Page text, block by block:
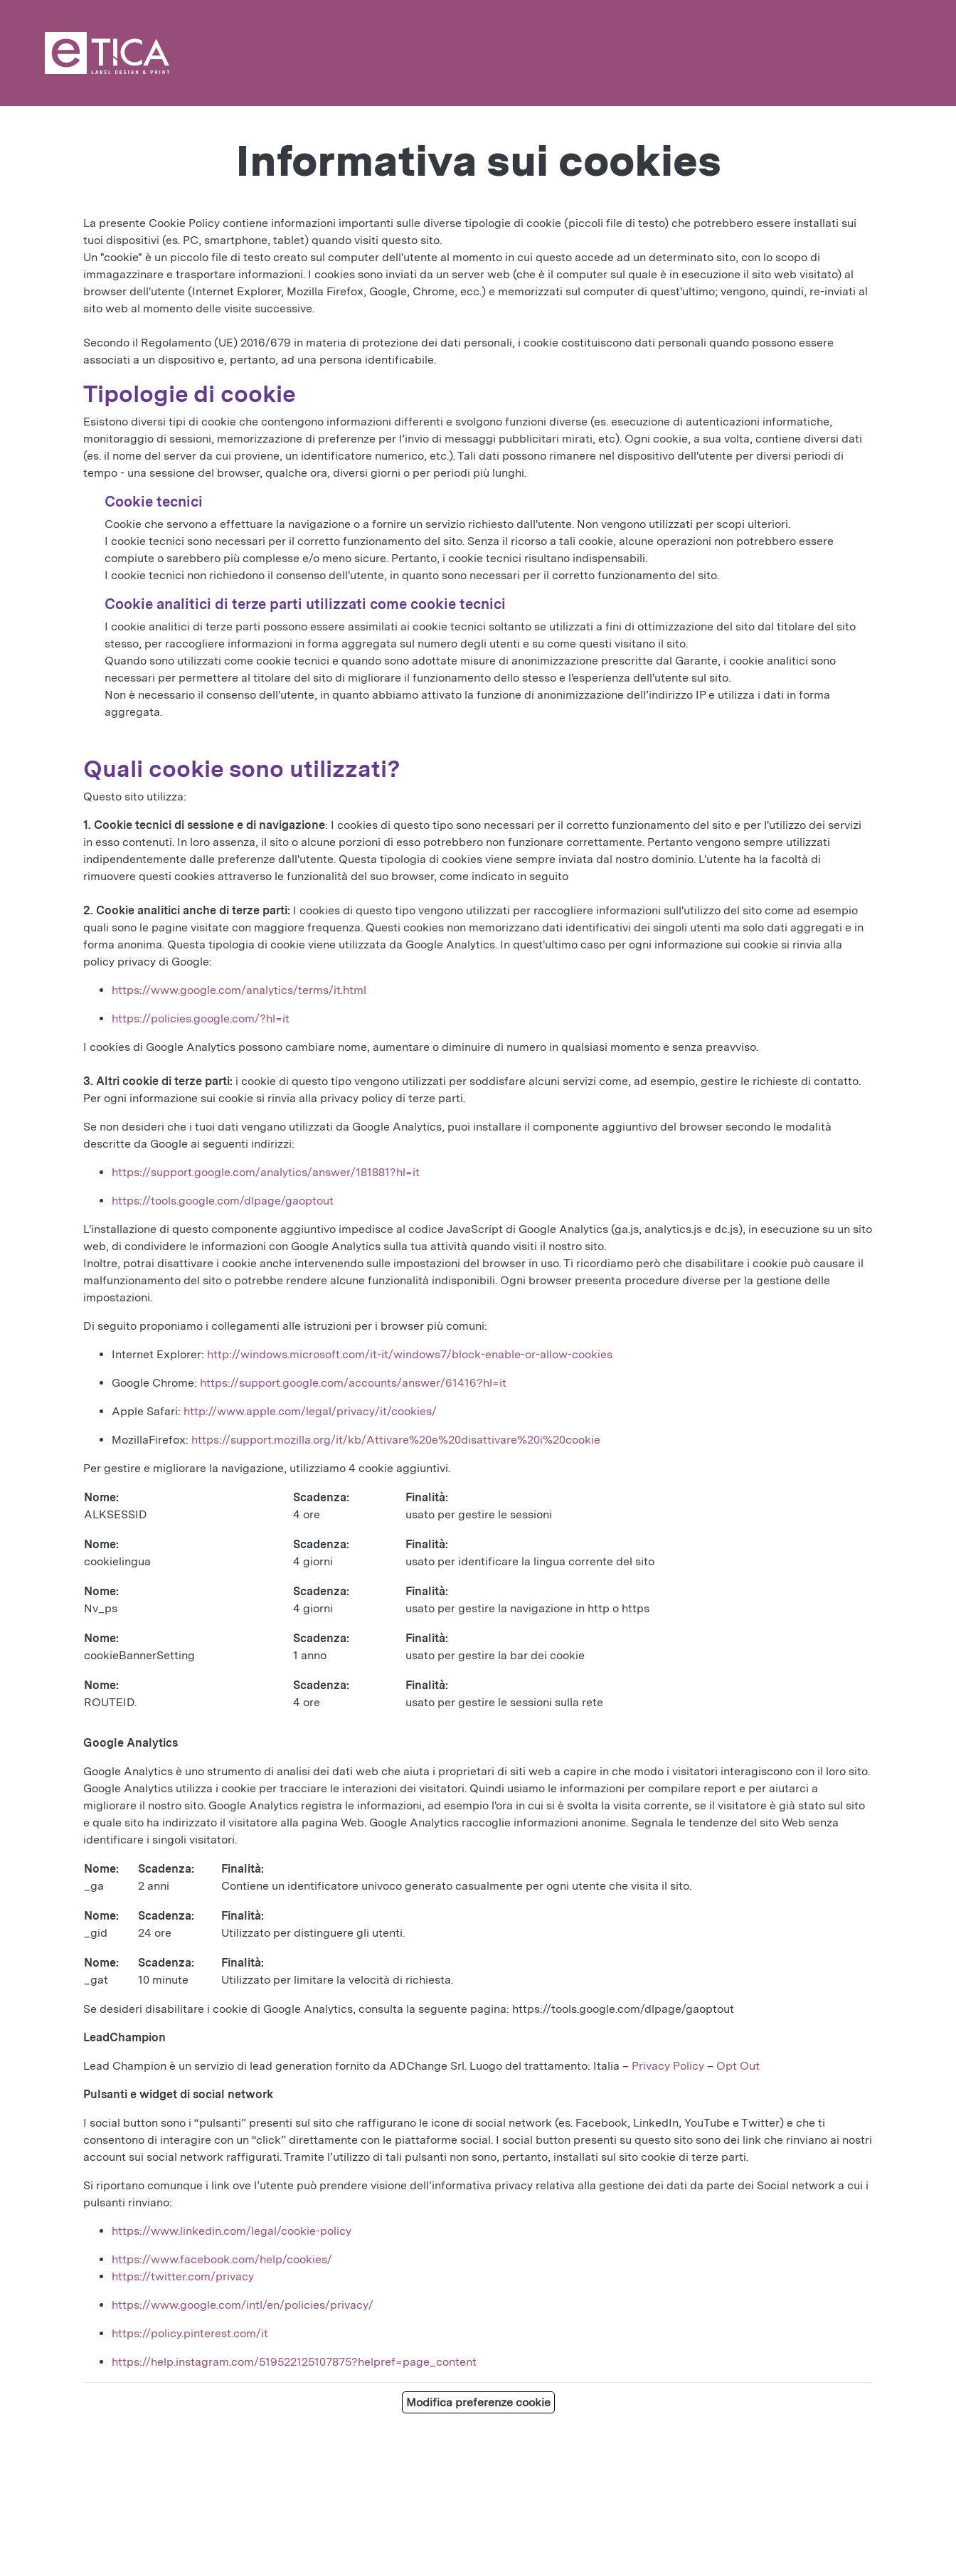
Informativa sui cookies
La presente Cookie Policy contiene informazioni importanti sulle diverse tipologie di cookie (piccoli file di testo) che potrebbero essere installati sui
tuoi dispositivi (es. PC, smartphone, tablet) quando visiti questo sito.
Un "cookie" è un piccolo file di testo creato sul computer dell'utente al momento in cui questo accede ad un determinato sito, con lo scopo di
immagazzinare e trasportare informazioni. I cookies sono inviati da un server web (che è il computer sul quale è in esecuzione il sito web visitato) al
browser dell'utente (Internet Explorer, Mozilla Firefox, Google, Chrome, ecc.) e memorizzati sul computer di quest'ultimo; vengono, quindi, re-inviati al
sito web al momento delle visite successive.
Secondo il Regolamento (UE) 2016/679 in materia di protezione dei dati personali, i cookie costituiscono dati personali quando possono essere
associati a un dispositivo e, pertanto, ad una persona identificabile.
Tipologie di cookie
Esistono diversi tipi di cookie che contengono informazioni differenti e svolgono funzioni diverse (es. esecuzione di autenticazioni informatiche,
monitoraggio di sessioni, memorizzazione di preferenze per l’invio di messaggi pubblicitari mirati, etc). Ogni cookie, a sua volta, contiene diversi dati
(es. il nome del server da cui proviene, un identificatore numerico, etc.). Tali dati possono rimanere nel dispositivo dell'utente per diversi periodi di
tempo - una sessione del browser, qualche ora, diversi giorni o per periodi più lunghi.
Cookie tecnici
Cookie che servono a effettuare la navigazione o a fornire un servizio richiesto dall'utente. Non vengono utilizzati per scopi ulteriori.
I cookie tecnici sono necessari per il corretto funzionamento del sito. Senza il ricorso a tali cookie, alcune operazioni non potrebbero essere
compiute o sarebbero più complesse e/o meno sicure. Pertanto, i cookie tecnici risultano indispensabili.
I cookie tecnici non richiedono il consenso dell'utente, in quanto sono necessari per il corretto funzionamento del sito.
Cookie analitici di terze parti utilizzati come cookie tecnici
I cookie analitici di terze parti possono essere assimilati ai cookie tecnici soltanto se utilizzati a fini di ottimizzazione del sito dal titolare del sito
stesso, per raccogliere informazioni in forma aggregata sul numero degli utenti e su come questi visitano il sito.
Quando sono utilizzati come cookie tecnici e quando sono adottate misure di anonimizzazione prescritte dal Garante, i cookie analitici sono
necessari per permettere al titolare del sito di migliorare il funzionamento dello stesso e l'esperienza dell'utente sul sito.
Non è necessario il consenso dell'utente, in quanto abbiamo attivato la funzione di anonimizzazione dell’indirizzo IP e utilizza i dati in forma
aggregata.
Quali cookie sono utilizzati?
Questo sito utilizza:
1. Cookie tecnici di sessione e di navigazione: I cookies di questo tipo sono necessari per il corretto funzionamento del sito e per l'utilizzo dei servizi
in esso contenuti. In loro assenza, il sito o alcune porzioni di esso potrebbero non funzionare correttamente. Pertanto vengono sempre utilizzati
indipendentemente dalle preferenze dall'utente. Questa tipologia di cookies viene sempre inviata dal nostro dominio. L'utente ha la facoltà di
rimuovere questi cookies attraverso le funzionalità del suo browser, come indicato in seguito
2. Cookie analitici anche di terze parti: I cookies di questo tipo vengono utilizzati per raccogliere informazioni sull'utilizzo del sito come ad esempio
quali sono le pagine visitate con maggiore frequenza. Questi cookies non memorizzano dati identificativi dei singoli utenti ma solo dati aggregati e in
forma anonima. Questa tipologia di cookie viene utilizzata da Google Analytics. In quest'ultimo caso per ogni informazione sui cookie si rinvia alla
policy privacy di Google:
https://www.google.com/analytics/terms/it.html
https://policies.google.com/?hl=it
I cookies di Google Analytics possono cambiare nome, aumentare o diminuire di numero in qualsiasi momento e senza preavviso.
3. Altri cookie di terze parti: i cookie di questo tipo vengono utilizzati per soddisfare alcuni servizi come, ad esempio, gestire le richieste di contatto.
Per ogni informazione sui cookie si rinvia alla privacy policy di terze parti.
Se non desideri che i tuoi dati vengano utilizzati da Google Analytics, puoi installare il componente aggiuntivo del browser secondo le modalità
descritte da Google ai seguenti indirizzi:
https://support.google.com/analytics/answer/181881?hl=it
https://tools.google.com/dlpage/gaoptout
L'installazione di questo componente aggiuntivo impedisce al codice JavaScript di Google Analytics (ga.js, analytics.js e dc.js), in esecuzione su un sito
web, di condividere le informazioni con Google Analytics sulla tua attività quando visiti il nostro sito.
Inoltre, potrai disattivare i cookie anche intervenendo sulle impostazioni del browser in uso. Ti ricordiamo però che disabilitare i cookie può causare il
malfunzionamento del sito o potrebbe rendere alcune funzionalità indisponibili. Ogni browser presenta procedure diverse per la gestione delle
impostazioni.
Di seguito proponiamo i collegamenti alle istruzioni per i browser più comuni:
Internet Explorer: http://windows.microsoft.com/it-it/windows7/block-enable-or-allow-cookies
Google Chrome: https://support.google.com/accounts/answer/61416?hl=it
Apple Safari: http://www.apple.com/legal/privacy/it/cookies/
MozillaFirefox: https://support.mozilla.org/it/kb/Attivare%20e%20disattivare%20i%20cookie
Per gestire e migliorare la navigazione, utilizziamo 4 cookie aggiuntivi.
Nome:
ALKSESSID
Scadenza:
4 ore
Finalità:
usato per gestire le sessioni
Nome:
cookielingua
Scadenza:
4 giorni
Finalità:
usato per identificare la lingua corrente del sito
Nome:
Nv_ps
Scadenza:
4 giorni
Finalità:
usato per gestire la navigazione in http o https
Nome:
cookieBannerSetting
Scadenza:
1 anno
Finalità:
usato per gestire la bar dei cookie
Nome:
ROUTEID.
Scadenza:
4 ore
Finalità:
usato per gestire le sessioni sulla rete
Google Analytics
Google Analytics è uno strumento di analisi dei dati web che aiuta i proprietari di siti web a capire in che modo i visitatori interagiscono con il loro sito.
Google Analytics utilizza i cookie per tracciare le interazioni dei visitatori. Quindi usiamo le informazioni per compilare report e per aiutarci a
migliorare il nostro sito. Google Analytics registra le informazioni, ad esempio l'ora in cui si è svolta la visita corrente, se il visitatore è già stato sul sito
e quale sito ha indirizzato il visitatore alla pagina Web. Google Analytics raccoglie informazioni anonime. Segnala le tendenze del sito Web senza
identificare i singoli visitatori.
Nome:
_ga
Scadenza:
2 anni
Finalità:
Contiene un identificatore univoco generato casualmente per ogni utente che visita il sito.
Nome:
_gid
Scadenza:
24 ore
Finalità:
Utilizzato per distinguere gli utenti.
Nome:
_gat
Scadenza:
10 minute
Finalità:
Utilizzato per limitare la velocità di richiesta.
Se desideri disabilitare i cookie di Google Analytics, consulta la seguente pagina: https://tools.google.com/dlpage/gaoptout
LeadChampion
Lead Champion è un servizio di lead generation fornito da ADChange Srl. Luogo del trattamento: Italia – Privacy Policy – Opt Out
Pulsanti e widget di social network
I social button sono i “pulsanti” presenti sul sito che raffigurano le icone di social network (es. Facebook, LinkedIn, YouTube e Twitter) e che ti
consentono di interagire con un “click” direttamente con le piattaforme social. I social button presenti su questo sito sono dei link che rinviano ai nostri
account sui social network raffigurati. Tramite l’utilizzo di tali pulsanti non sono, pertanto, installati sul sito cookie di terze parti.
Si riportano comunque i link ove l’utente può prendere visione dell’informativa privacy relativa alla gestione dei dati da parte dei Social network a cui i
pulsanti rinviano:
https://www.linkedin.com/legal/cookie-policy
https://www.facebook.com/help/cookies/
https://twitter.com/privacy
https://www.google.com/intl/en/policies/privacy/
https://policy.pinterest.com/it
https://help.instagram.com/519522125107875?helpref=page_content
Modifica preferenze cookie